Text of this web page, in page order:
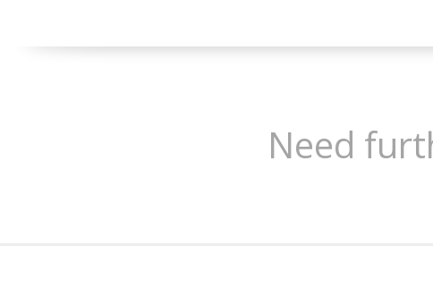
Need